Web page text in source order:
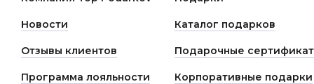
Новости Каталог подарков
Отзывы клиентов Подарочные
Программа лояльности Корпоративные подарки